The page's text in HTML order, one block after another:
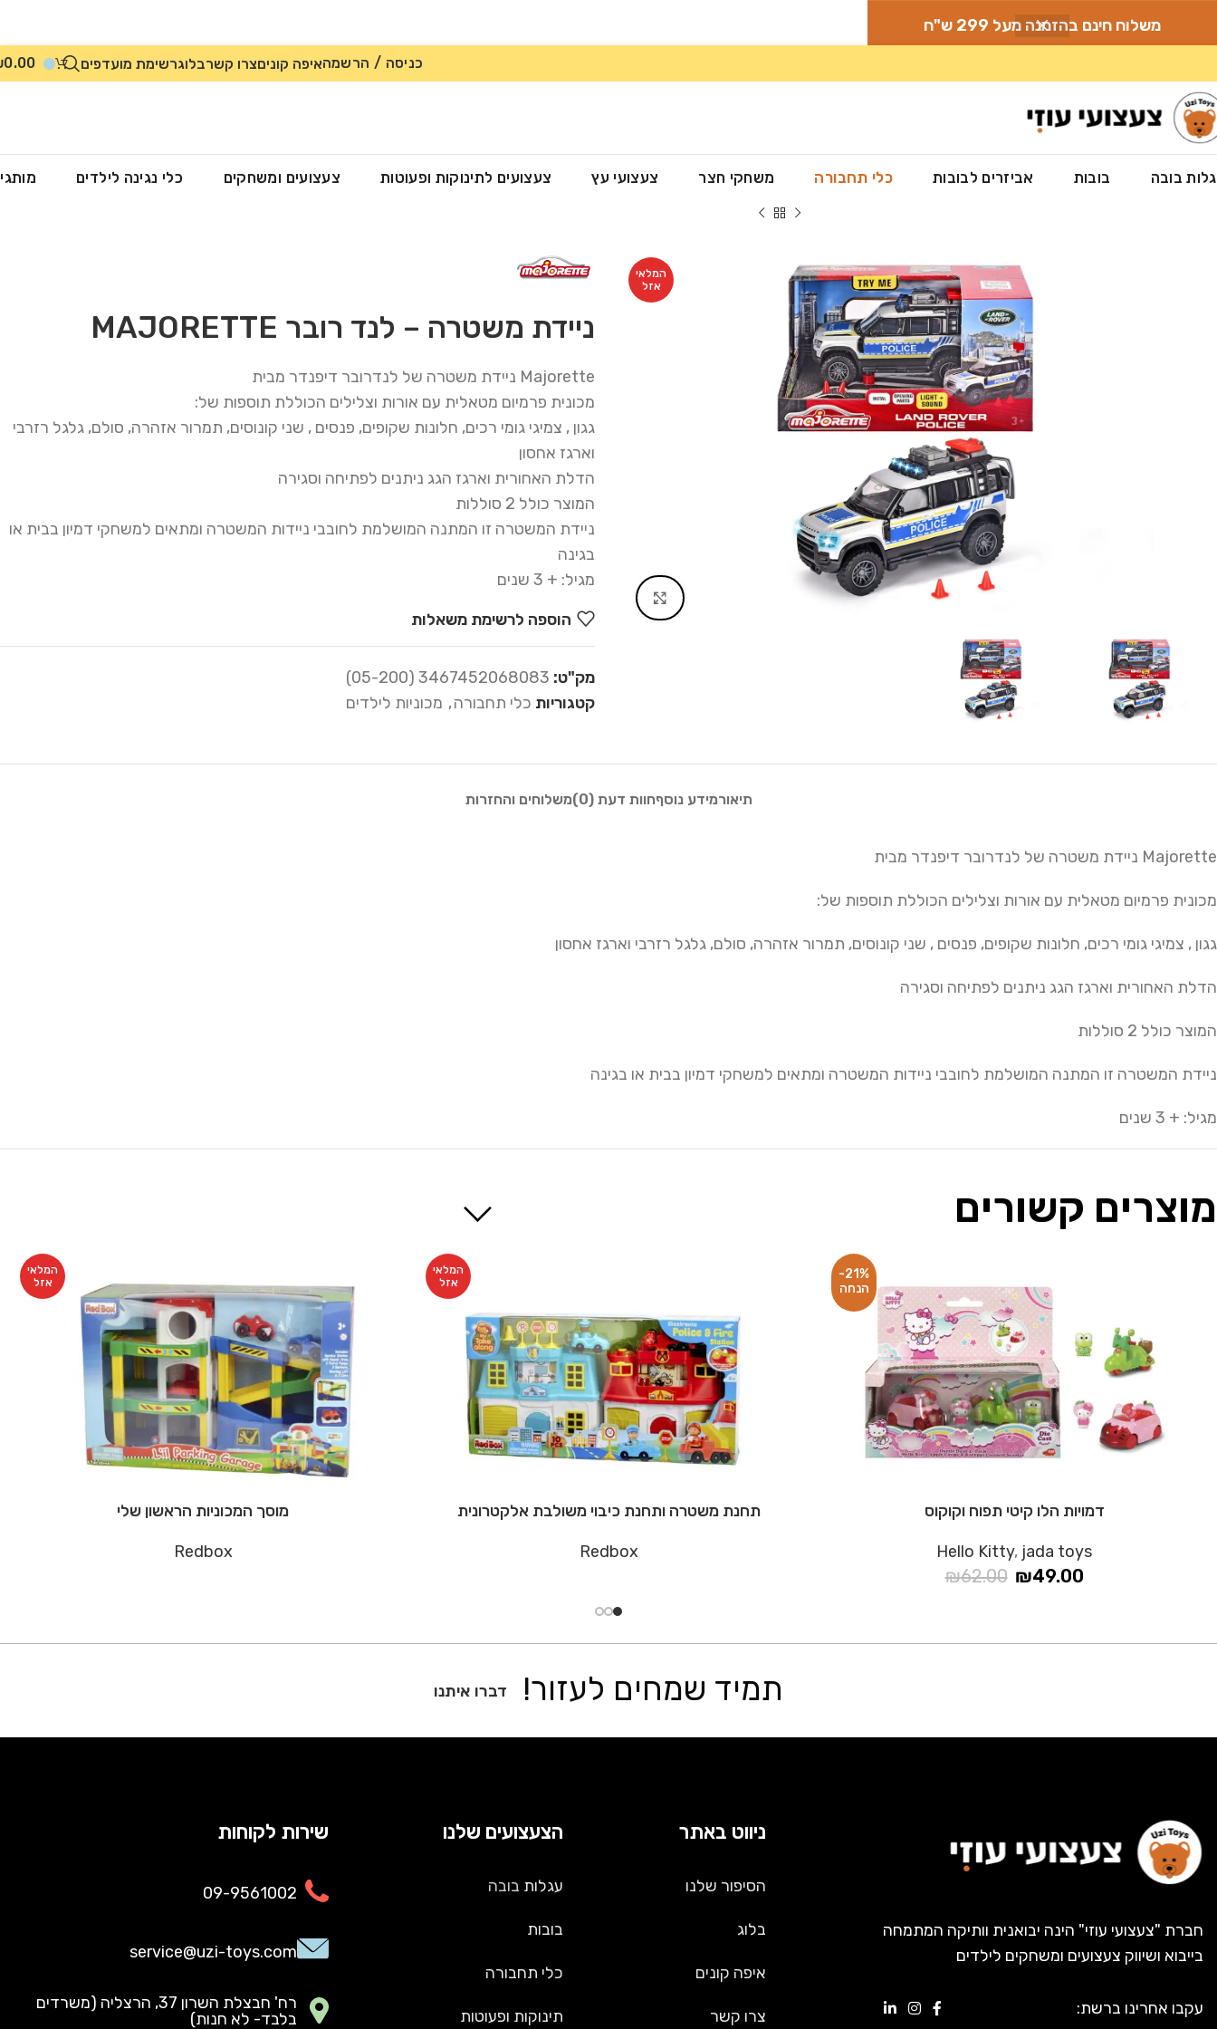
משלוח חינם בהזמנה מעל 299 ש"ח
כניסה / הרשמהאיפה קוניםצרו קשרבלוגרשימת מועדפים 0.00
בובה בובות אביזרים לבובות כלי תחבורה משחקי חצר צעצועי עץ צעצועים לתינוקות ופעוטות צעצועים ומשחקים כלי נגינה לילדים
המלאי
אזל
Click to enlarge
ניידת משטרה – לנד רובר MAJORETTE
Majorette ניידת משטרה של לנדרובר דיפנדר מבית
מכונית פרמיום מטאלית עם אורות וצלילים הכוללת תוספות של:
גגון , צמיגי גומי רכים, חלונות שקופים, פנסים , שני קונוסים, תמרור אזהרה, סולם, גלגל רזרבי
וארגז אחסון
הדלת האחורית וארגז הגג ניתנים לפתיחה וסגירה
המוצר כולל 2 סוללות
ניידת המשטרה זו המתנה המושלמת לחובבי ניידות המשטרה ומתאים למשחקי דמיון בבית או
בגינה
מגיל: + 3 שנים
הוספה לרשימת משאלות
מק"ט: 3467452068083 (05-200)
קטגוריות כלי תחבורה, מכוניות לילדים
תיאורמידע נוסףחוות דעת (0) משלוחים והחזרות
Majorette ניידת משטרה של לנדרובר דיפנדר מבית
מכונית פרמיום מטאלית עם אורות וצלילים הכוללת תוספות של:
גגון , צמיגי גומי רכים, חלונות שקופים, פנסים , שני קונוסים, תמרור אזהרה, סולם, גלגל רזרבי וארגז אחסון
הדלת האחורית וארגז הגג ניתנים לפתיחה וסגירה
המוצר כולל 2 סוללות
ניידת המשטרה זו המתנה המושלמת לחובבי ניידות המשטרה ומתאים למשחקי דמיון בבית או בגינה
מגיל: + 3 שנים
מוצרים קשורים
-21%
דמויות הלו קיטי תפוח וקוקוס
Hello Kitty, jada toys
₪62.00 ₪49.00
המלאי
אזל
תחנת משטרה ותחנת כיבוי משולבת אלקטרונית
Redbox
המלאי
אזל
מוסך המכוניות הראשון שלי
Redbox
תמיד שמחים לעזור! דברו איתנו
חברת "צעצועי עוזי" הינה יבואנית וותיקה המתמחה
בייבוא ושיווק צעצועים ומשחקים לילדים
עקבו אחרינו ברשת:
ניווט באתר
הסיפור שלנו
בלוג
איפה קונים
צרו קשר
הצעצועים שלנו
עגלות בובה
בובות
כלי תחבורה
תינוקות ופעוטות
שירות לקוחות
09-9561002
service@uzi-toys.com
רח' חבצלת השרון 37, הרצליה (משרדים
בלבד- לא חנות)